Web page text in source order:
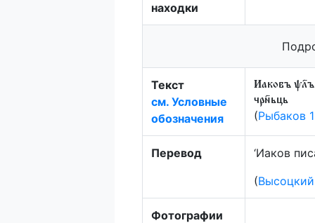
находки
Текст
см. Условные
обозначения
Иаковъ ѱл҃ъ
чрн҃ьць
(Рыбаков
Перевод
‘Иаков
(
Фотографии